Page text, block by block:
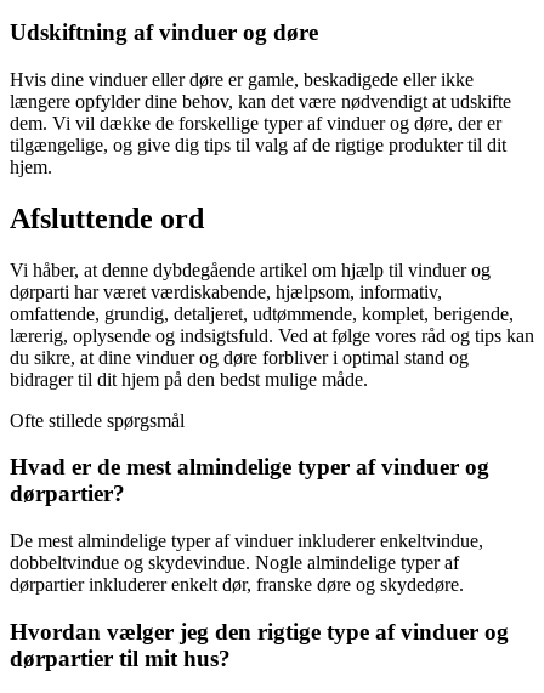
Udskiftning af vinduer og døre
Hvis dine vinduer eller døre er gamle, beskadigede eller ikke
længere opfylder dine behov, kan det være nødvendigt at udskifte
dem. Vi vil dække de forskellige typer af vinduer og døre, der er
tilgængelige, og give dig tips til valg af de rigtige produkter til dit
hjem.
Afsluttende ord
Vi håber, at denne dybdegående artikel om hjælp til vinduer og
dørparti har været værdiskabende, hjælpsom, informativ,
omfattende, grundig, detaljeret, udtømmende, komplet, berigende,
lærerig, oplysende og indsigtsfuld. Ved at følge vores råd og tips kan
du sikre, at dine vinduer og døre forbliver i optimal stand og
bidrager til dit hjem på den bedst mulige måde.
Ofte stillede spørgsmål
Hvad er de mest almindelige typer af vinduer og
dørpartier?
De mest almindelige typer af vinduer inkluderer enkeltvindue,
dobbeltvindue og skydevindue. Nogle almindelige typer af
dørpartier inkluderer enkelt dør, franske døre og skydedøre.
Hvordan vælger jeg den rigtige type af vinduer og
dørpartier til mit hus?